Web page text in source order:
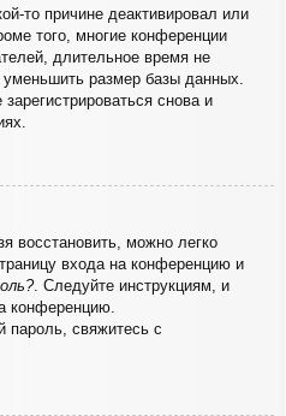
то причине деактивировал или
того, многие конференции
длительное время не
размер базы данных.
снова и
восстановить, можно легко
входа на конференцию и
. Следуйте инструкциям, и
конференцию.
пароль, свяжитесь с